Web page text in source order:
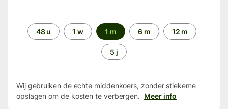
Periode48 u 1 w 1 m 6 m 12 m
5 j
Wij gebruiken de echte middenkoers, zonder stiekeme
opslagen om de kosten te verbergen. Meer info